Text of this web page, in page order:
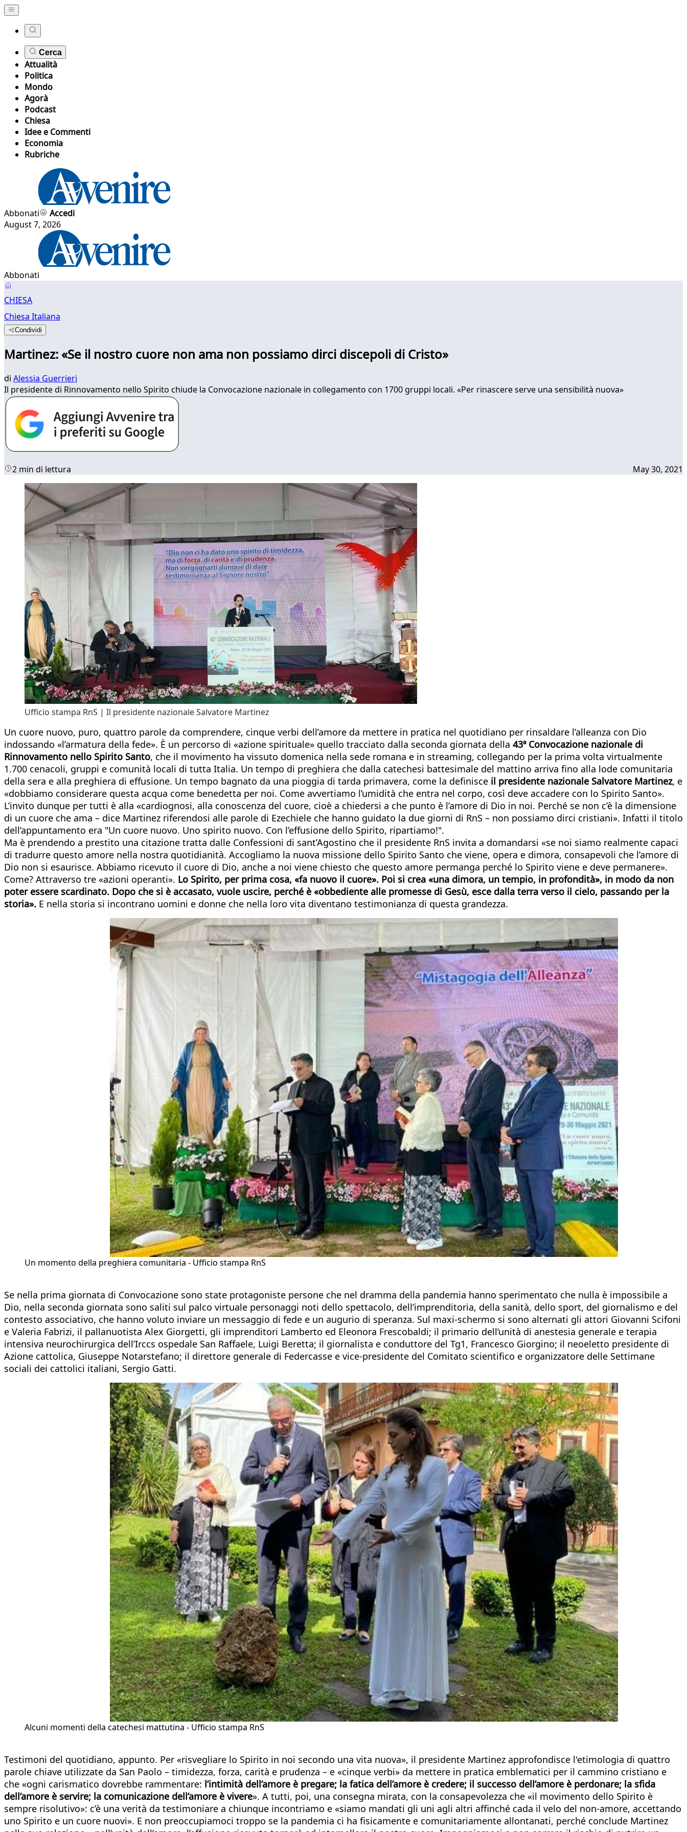
Cerca
Attualità
Politica
Mondo
Agorà
Podcast
Chiesa
Idee e Commenti
Economia
Rubriche
Abbonati
Accedi
August 7, 2026
Abbonati
CHIESA
Chiesa Italiana
Condividi
Martinez: «Se il nostro cuore non ama non possiamo dirci discepoli di Cristo»
di Alessia Guerrieri
Il presidente di Rinnovamento nello Spirito chiude la Convocazione nazionale in collegamento con 1700 gruppi locali. «Per rinascere serve una sensibilità nuova»
2 min di lettura May 30, 2021
Ufficio stampa RnS | Il presidente nazionale Salvatore Martinez
Un cuore nuovo, puro, quattro parole da comprendere, cinque verbi dell’amore da mettere in pratica nel quotidiano per rinsaldare l’alleanza con Dio
indossando «l’armatura della fede». È un percorso di «azione spirituale» quello tracciato dalla seconda giornata della 43ª Convocazione nazionale di
Rinnovamento nello Spirito Santo, che il movimento ha vissuto domenica nella sede romana e in streaming, collegando per la prima volta virtualmente
1.700 cenacoli, gruppi e comunità locali di tutta Italia. Un tempo di preghiera che dalla catechesi battesimale del mattino arriva fino alla lode comunitaria
della sera e alla preghiera di effusione. Un tempo bagnato da una pioggia di tarda primavera, come la definisce il presidente nazionale Salvatore Martinez, e
«dobbiamo considerare questa acqua come benedetta per noi. Come avvertiamo l’umidità che entra nel corpo, così deve accadere con lo Spirito Santo».
L’invito dunque per tutti è alla «cardiognosi, alla conoscenza del cuore, cioè a chiedersi a che punto è l’amore di Dio in noi. Perché se non c’è la dimensione
di un cuore che ama – dice Martinez riferendosi alle parole di Ezechiele che hanno guidato la due giorni di RnS – non possiamo dirci cristiani». Infatti il titolo
dell’appuntamento era "Un cuore nuovo. Uno spirito nuovo. Con l’effusione dello Spirito, ripartiamo!".
Ma è prendendo a prestito una citazione tratta dalle Confessioni di sant’Agostino che il presidente RnS invita a domandarsi «se noi siamo realmente capaci
di tradurre questo amore nella nostra quotidianità. Accogliamo la nuova missione dello Spirito Santo che viene, opera e dimora, consapevoli che l’amore di
Dio non si esaurisce. Abbiamo ricevuto il cuore di Dio, anche a noi viene chiesto che questo amore permanga perché lo Spirito viene e deve permanere».
Come? Attraverso tre «azioni operanti». Lo Spirito, per prima cosa, «fa nuovo il cuore». Poi si crea «una dimora, un tempio, in profondità», in modo da non
poter essere scardinato. Dopo che si è accasato, vuole uscire, perché è «obbediente alle promesse di Gesù, esce dalla terra verso il cielo, passando per la
storia». E nella storia si incontrano uomini e donne che nella loro vita diventano testimonianza di questa grandezza.
Un momento della preghiera comunitaria - Ufficio stampa RnS
Se nella prima giornata di Convocazione sono state protagoniste persone che nel dramma della pandemia hanno sperimentato che nulla è impossibile a
Dio, nella seconda giornata sono saliti sul palco virtuale personaggi noti dello spettacolo, dell’imprenditoria, della sanità, dello sport, del giornalismo e del
contesto associativo, che hanno voluto inviare un messaggio di fede e un augurio di speranza. Sul maxi-schermo si sono alternati gli attori Giovanni Scifoni
e Valeria Fabrizi, il pallanuotista Alex Giorgetti, gli imprenditori Lamberto ed Eleonora Frescobaldi; il primario dell’unità di anestesia generale e terapia
intensiva neurochirurgica dell’Irccs ospedale San Raffaele, Luigi Beretta; il giornalista e conduttore del Tg1, Francesco Giorgino; il neoeletto presidente di
Azione cattolica, Giuseppe Notarstefano; il direttore generale di Federcasse e vice-presidente del Comitato scientifico e organizzatore delle Settimane
sociali dei cattolici italiani, Sergio Gatti.
Alcuni momenti della catechesi mattutina - Ufficio stampa RnS
Testimoni del quotidiano, appunto. Per «risvegliare lo Spirito in noi secondo una vita nuova», il presidente Martinez approfondisce l'etimologia di quattro
parole chiave utilizzate da San Paolo – timidezza, forza, carità e prudenza – e «cinque verbi» da mettere in pratica emblematici per il cammino cristiano e
che «ogni carismatico dovrebbe rammentare: l’intimità dell’amore è pregare; la fatica dell’amore è credere; il successo dell’amore è perdonare; la sfida
dell’amore è servire; la comunicazione dell’amore è vivere». A tutti, poi, una consegna mirata, con la consapevolezza che «il movimento dello Spirito è
sempre risolutivo»: c’è una verità da testimoniare a chiunque incontriamo e «siamo mandati gli uni agli altri affinché cada il velo del non-amore, accettando
uno Spirito e un cuore nuovi». E non preoccupiamoci troppo se la pandemia ci ha fisicamente e comunitariamente allontanati, perché conclude Martinez